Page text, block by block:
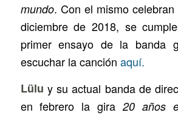
mundo. Con el mismo
diciembre de 2018, se
primer ensayo de la banda
escuchar la canción aquí.
Lülu y su actual banda de
en febrero la gira20 años